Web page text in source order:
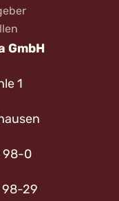
GmbH
1
98-0
98-29